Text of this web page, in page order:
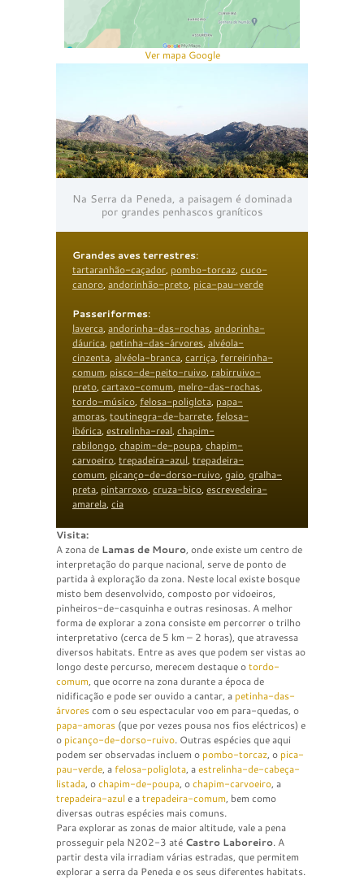
Ver mapa Google
Na Serra da Peneda, a paisagem é dominada
por grandes penhascos graníticos
Grandes aves terrestres:
tartaranhão-caçador, pombo-torcaz, cuco-
canoro, andorinhão-preto, pica-pau-verde
Passeriformes:
laverca, andorinha-das-rochas, andorinha-
dáurica, petinha-das-árvores, alvéola-
cinzenta, alvéola-branca, carriça, ferreirinha-
comum, pisco-de-peito-ruivo, rabirruivo-
preto, cartaxo-comum, melro-das-rochas,
tordo-músico, felosa-poliglota, papa-
amoras, toutinegra-de-barrete, felosa-
ibérica, estrelinha-real, chapim-
rabilongo, chapim-de-poupa, chapim-
carvoeiro, trepadeira-azul, trepadeira-
comum, picanço-de-dorso-ruivo, gaio, gralha-
preta, pintarroxo, cruza-bico, escrevedeira-
amarela, cia
Visita:
A zona de Lamas de Mouro, onde existe um centro de
interpretação do parque nacional, serve de ponto de
partida à exploração da zona. Neste local existe bosque
misto bem desenvolvido, composto por vidoeiros,
pinheiros-de-casquinha e outras resinosas. A melhor
forma de explorar a zona consiste em percorrer o trilho
interpretativo (cerca de 5 km – 2 horas), que atravessa
diversos habitats. Entre as aves que podem ser vistas ao
longo deste percurso, merecem destaque otordo-
comum, que ocorre na zona durante a época de
nidificação e pode ser ouvido a cantar, a petinha-das-
árvorescom o seu espectacular voo em para-quedas, o
papa-amoras (que por vezes pousa nos fios eléctricos) e
o picanço-de-dorso-ruivo. Outras espécies que aqui
podem ser observadas incluem o pombo-torcaz, o pica-
pau-verde, afelosa-poliglota, aestrelinha-de-cabeça-
listada, ochapim-de-poupa, ochapim-carvoeiro, a
trepadeira-azule atrepadeira-comum, bem como
diversas outras espécies mais comuns.
Para explorar as zonas de maior altitude, vale a pena
prosseguir pela N202-3 até Castro Laboreiro. A
partir desta vila irradiam várias estradas, que permitem
explorar a serra da Peneda e os seus diferentes habitats.